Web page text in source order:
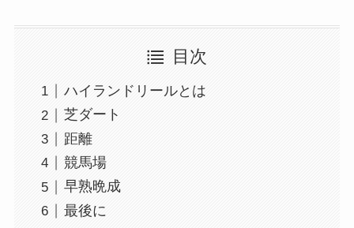
目次
ハイランドリールとは
芝ダート
距離
競馬場
早熟晩成
最後に